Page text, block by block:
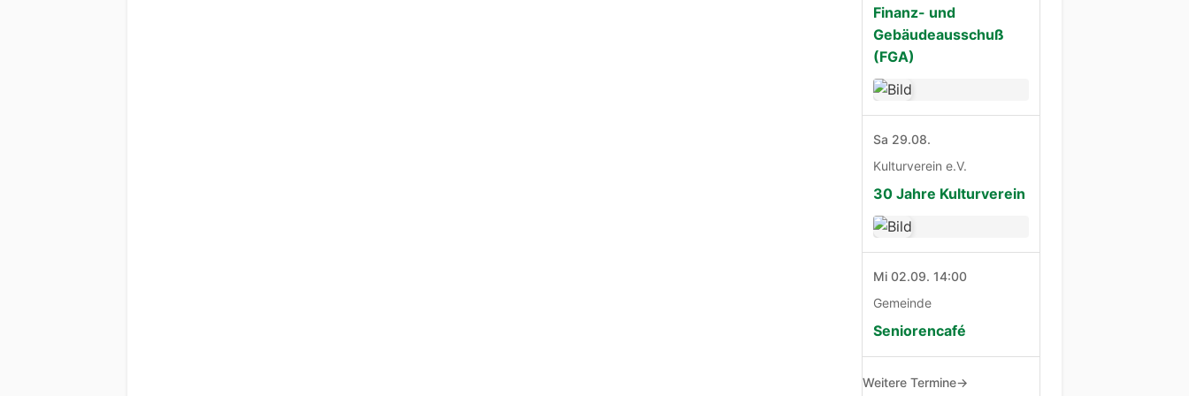
Finanz- und
Gebäudeausschuß
(FGA)
Sa 29.08.
Kulturverein e.V.
30 Jahre Kulturverein
Mi 02.09. 14:00
Gemeinde
Seniorencafé
Weitere Termine→